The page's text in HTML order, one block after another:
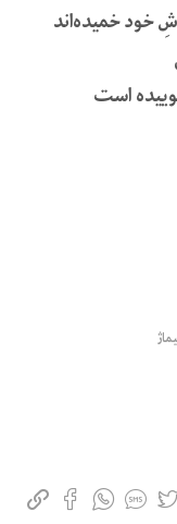
خود خمیده‌اند
است